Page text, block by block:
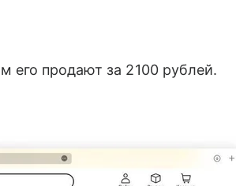
его продают за 2100 рублей.